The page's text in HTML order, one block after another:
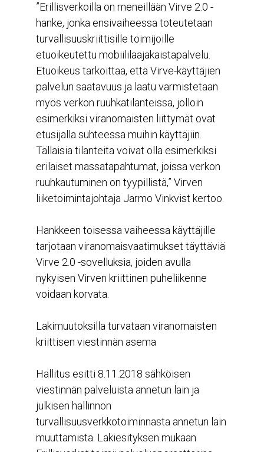
”Erillisverkoilla on meneillään Virve 2.0 -
hanke, jonka ensivaiheessa toteutetaan
turvallisuuskriittisille toimijoille
etuoikeutettu mobiililaajakaistapalvelu.
Etuoikeus tarkoittaa, että Virve-käyttäjien
palvelun saatavuus ja laatu varmistetaan
myös verkon ruuhkatilanteissa, jolloin
esimerkiksi viranomaisten liittymät ovat
etusijalla suhteessa muihin käyttäjiin.
Tällaisia tilanteita voivat olla esimerkiksi
erilaiset massatapahtumat, joissa verkon
ruuhkautuminen on tyypillistä,” Virven
liiketoimintajohtaja Jarmo Vinkvist kertoo.
Hankkeen toisessa vaiheessa käyttäjille
tarjotaan viranomaisvaatimukset täyttäviä
Virve 2.0 -sovelluksia, joiden avulla
nykyisen Virven kriittinen puheliikenne
voidaan korvata.
Lakimuutoksilla turvataan viranomaisten
kriittisen viestinnän asema
Hallitus esitti 8.11.2018 sähköisen
viestinnän palveluista annetun lain ja
julkisen hallinnon
turvallisuusverkkotoiminnasta annetun lain
muuttamista. Lakiesityksen mukaan